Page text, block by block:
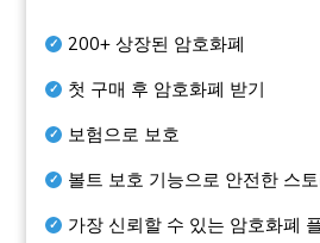
200+ 상장된 암호화폐
첫 구매 후 암호화폐 받기
보험으로 보호
볼트 보호 기능으로 안전한 스
가장 신뢰할 수 있는 암호화폐